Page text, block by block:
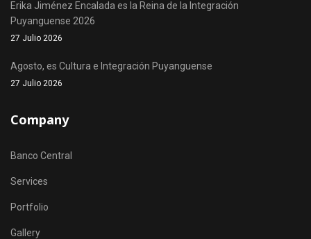
Erika Jiménez Encalada es la Reina de la Integración
Puyanguense 2026
27 Julio 2026
Agosto, es Cultura e Integración Puyanguense
27 Julio 2026
Company
Banco Central
Services
Portfolio
Gallery